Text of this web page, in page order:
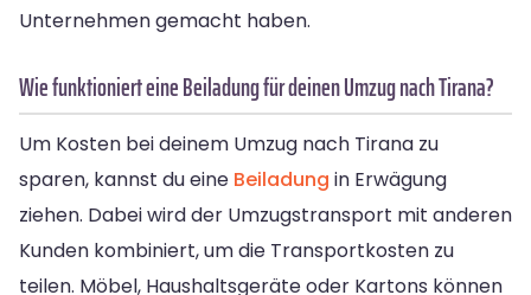
Unternehmen gemacht haben.
Wie funktioniert eine Beiladung für deinen Umzug nach Tirana?
Um Kosten bei deinem Umzug nach Tirana zu
sparen, kannst du eine Beiladung in Erwägung
ziehen. Dabei wird der Umzugstransport mit anderen
Kunden kombiniert, um die Transportkosten zu
teilen. Möbel, Haushaltsgeräte oder Kartons können